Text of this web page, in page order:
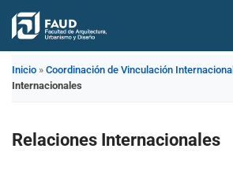
Saltar
contenido
Inicio » Coordinación de Vinculación Internacional
Internacionales
Relaciones Internacionales